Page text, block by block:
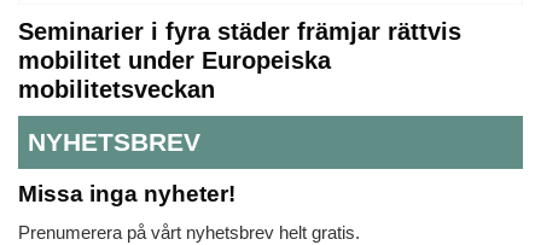
Seminarier i fyra städer främjar rättvis
mobilitet under Europeiska
mobilitetsveckan
NYHETSBREV
Missa inga nyheter!
Prenumerera på vårt nyhetsbrev helt gratis.